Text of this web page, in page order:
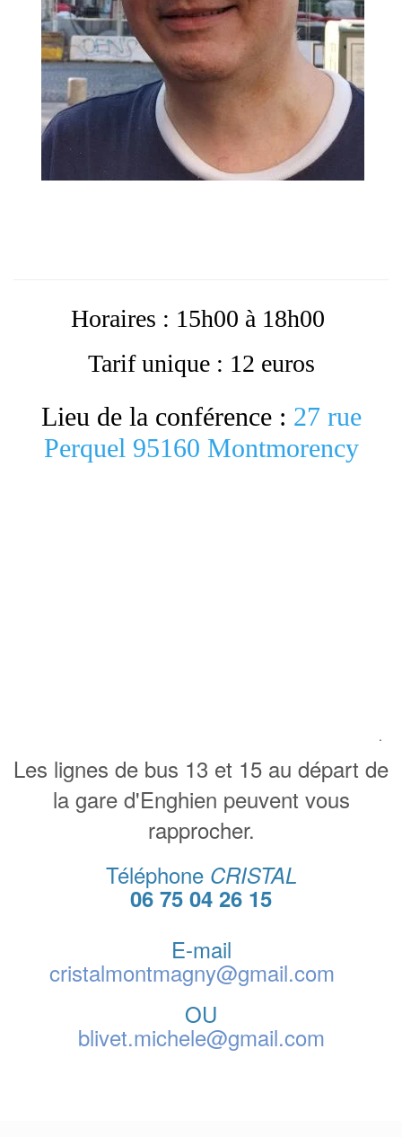
Horaires : 15h00 à 18h00
Tarif unique : 12 euros
Lieu de la conférence : 27 rue
Perquel 95160 Montmorency
.
Les lignes de bus 13 et 15 au départ de
la gare d'Enghien peuvent vous
rapprocher.
Téléphone CRISTAL
06 75 04 26 15
E-mail
cristalmontmagny@gmail.com
OU
blivet.michele@gmail.com